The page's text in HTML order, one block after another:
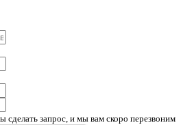
сделать запрос, и мы вам скоро перезвоним